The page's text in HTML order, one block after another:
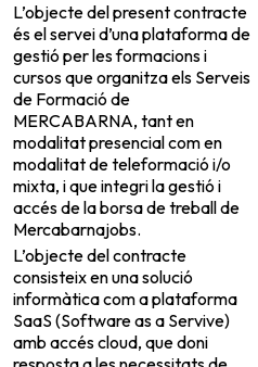
L’objecte del present contracte
és el servei d’una plataforma de
gestió per les formacions i
cursos que organitza els Serveis
de Formació de
MERCABARNA, tant en
modalitat presencial com en
modalitat de teleformació i/o
mixta, i que integri la gestió i
accés de la borsa de treball de
Mercabarnajobs.
L’objecte del contracte
consisteix en una solució
informàtica com a plataforma
SaaS (Software as a Servive)
amb accés cloud, que doni